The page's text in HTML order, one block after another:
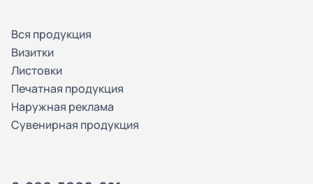
Вся продукция
Визитки
Листовки
Печатная продукция
Наружная реклама
Сувенирная продукция